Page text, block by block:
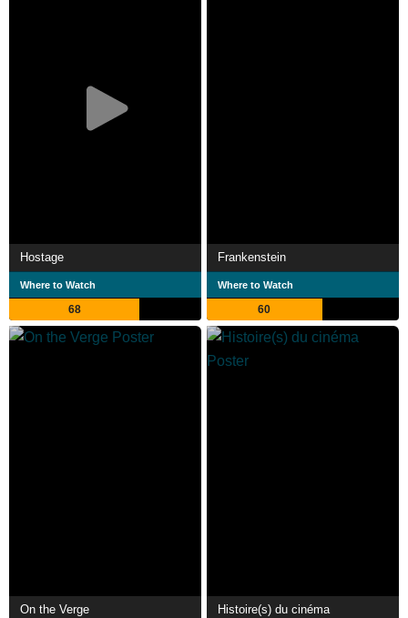
Hostage
Where to Watch
68
Frankenstein
Where to Watch
60
On the Verge Histoire(s) du cinéma